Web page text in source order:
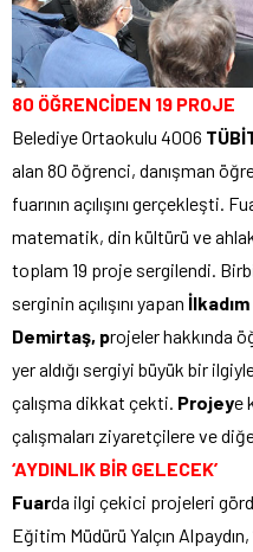
80 ÖĞRENCİDEN 19 PROJE
Belediye Ortaokulu 4006
alan 80 öğrenci, danışman
fuarının açılışını gerçekleşti.
matematik, din kültürü ve
toplam 19 proje sergilendi.
serginin açılışını yapan İlkadım
Demirtaş, projeler hakkında
yer aldığı sergiyi büyük bir
çalışma dikkat çekti. Projeye
çalışmaları ziyaretçilere ve
‘AYDINLIK BİR GELECEK’
Fuarda ilgi çekici projeleri
Eğitim Müdürü Yalçın